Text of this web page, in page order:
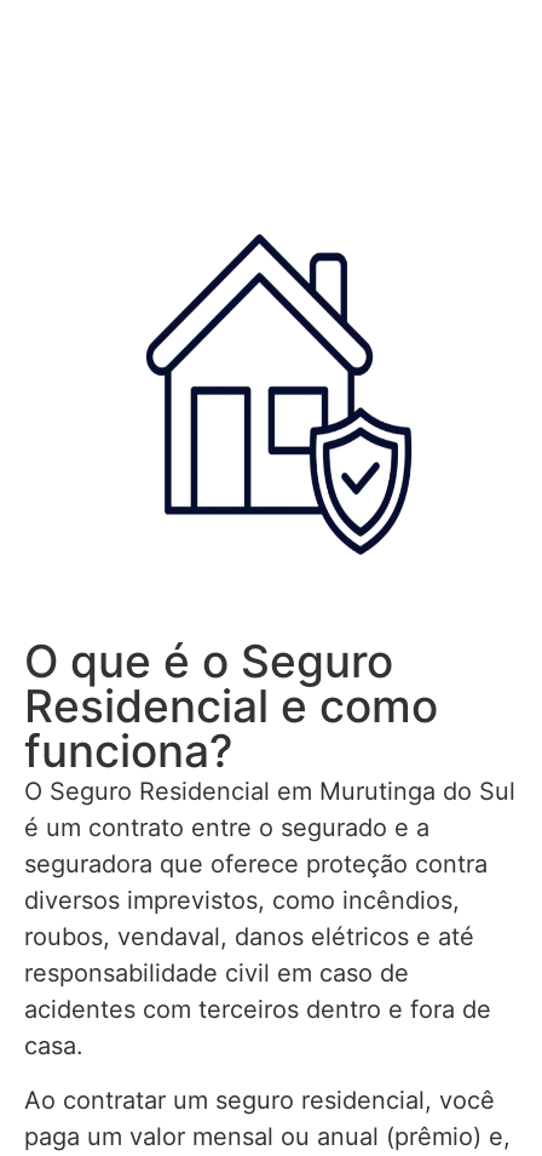
O que é o Seguro
Residencial e como
funciona?
O Seguro Residencial em Murutinga do Sul
é um contrato entre o segurado e a
seguradora que oferece proteção contra
diversos imprevistos, como incêndios,
roubos, vendaval, danos elétricos e até
responsabilidade civil em caso de
acidentes com terceiros dentro e fora de
casa.
Ao contratar um seguro residencial, você
paga um valor mensal ou anual (prêmio) e,